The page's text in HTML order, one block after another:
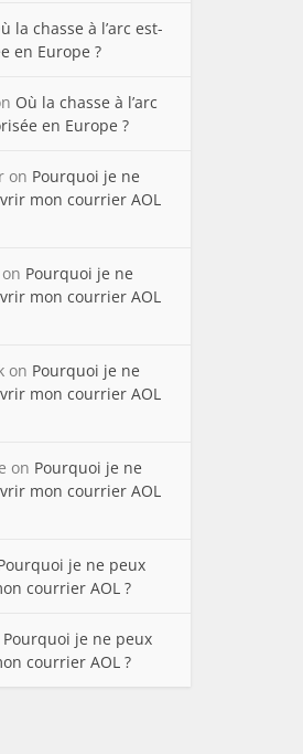
la chasse à l’arc est-
en Europe ?
Où la chasse à l’arc
en Europe ?
on Pourquoi je ne
mon courrier AOL
on Pourquoi je ne
mon courrier AOL
on Pourquoi je ne
mon courrier AOL
on Pourquoi je ne
mon courrier AOL
je ne peux
courrier AOL ?
Pourquoi je ne peux
courrier AOL ?